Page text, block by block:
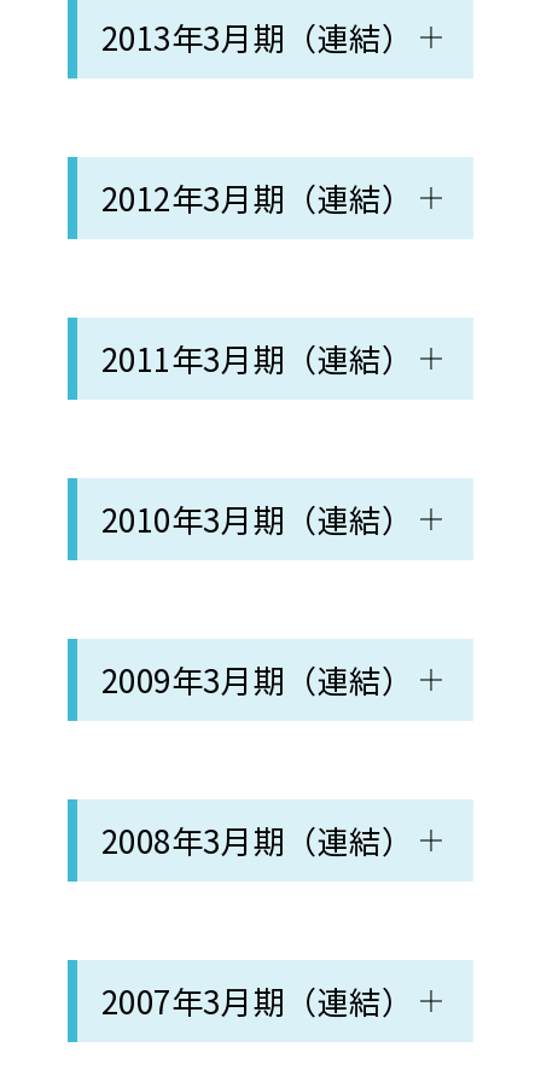
2013年3月期（連結）
2012年3月期（連結）
2011年3月期（連結）
2010年3月期（連結）
2009年3月期（連結）
2008年3月期（連結）
2007年3月期（連結）